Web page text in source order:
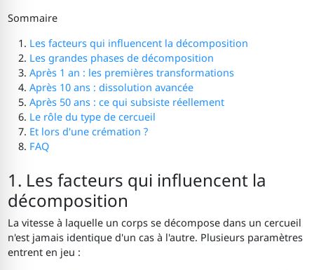
Sommaire
Les facteurs qui influencent la décomposition
Les grandes phases de décomposition
Après 1 an : les premières transformations
Après 10 ans : dissolution avancée
Après 50 ans : ce qui subsiste réellement
Le rôle du type de cercueil
Et lors d'une crémation ?
FAQ
1. Les facteurs qui influencent la
décomposition
La vitesse à laquelle un corps se décompose dans un cercueil
n'est jamais identique d'un cas à l'autre. Plusieurs paramètres
entrent en jeu :